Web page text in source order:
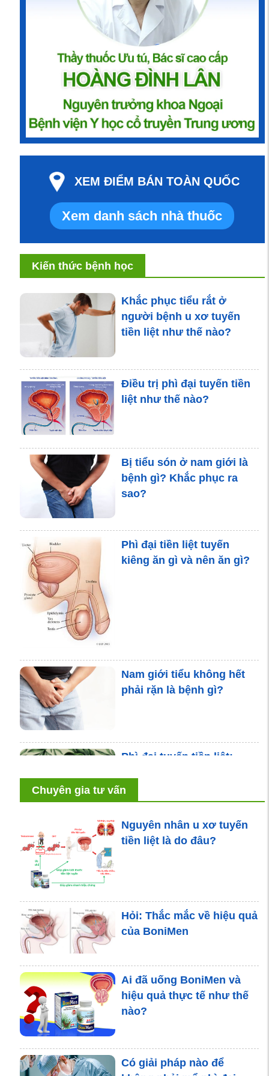
XEM ĐIỂM BÁN TOÀN QUỐC
Xem danh sách nhà thuốc
Kiến thức bệnh học
Khắc phục tiểu rắt ở
người bệnh u xơ tuyến
tiền liệt như thế nào?
Điều trị phì đại tuyến tiền
liệt như thế nào?
Bị tiểu són ở nam giới là
bệnh gì? Khắc phục ra
sao?
Phì đại tiền liệt tuyến
kiêng ăn gì và nên ăn gì?
Nam giới tiểu không hết
phải rặn là bệnh gì?
Phì đại tuyến tiền liệt:
quả không?
Bệnh u xơ tuyến tiền liệt
Nam giới bị tiểu rắt phải
làm sao?
Có cần thiết phải điều trị
Chuyên gia tư vấn
Nguyên nhân u xơ tuyến
tiền liệt là do đâu?
Hỏi: Thắc mắc về hiệu quả
của BoniMen
Ai đã uống BoniMen và
hiệu quả thực tế như thế
nào?
Có giải pháp nào để